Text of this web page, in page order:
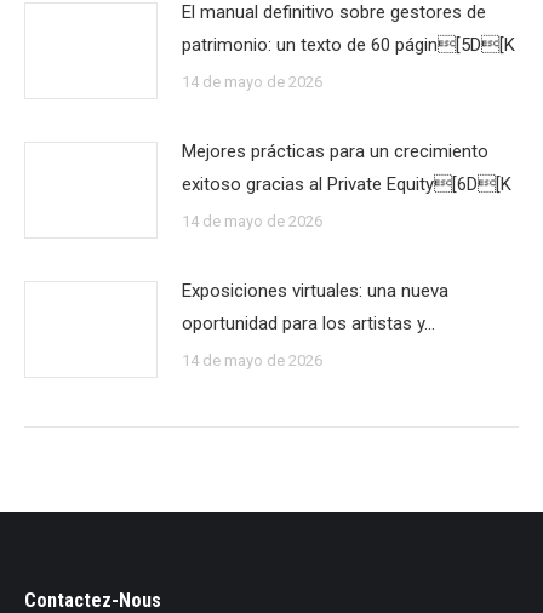
El manual definitivo sobre gestores de
patrimonio: un texto de 60 págin[5D[K
14 de mayo de 2026
Mejores prácticas para un crecimiento
exitoso gracias al Private Equity[6D[K
14 de mayo de 2026
Exposiciones virtuales: una nueva
oportunidad para los artistas y…
14 de mayo de 2026
Contactez-Nous